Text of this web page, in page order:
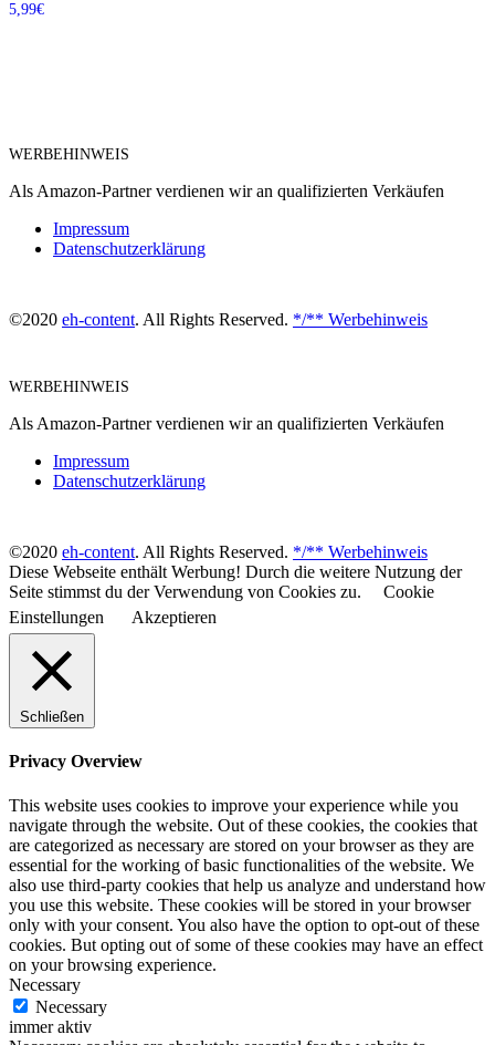
5,99€
WERBEHINWEIS
Als Amazon-Partner verdienen wir an qualifizierten Verkäufen
Impressum
Datenschutzerklärung
©2020 eh-content. All Rights Reserved. */** Werbehinweis
WERBEHINWEIS
Als Amazon-Partner verdienen wir an qualifizierten Verkäufen
Impressum
Datenschutzerklärung
©2020 eh-content. All Rights Reserved. */** Werbehinweis
Diese Webseite enthält Werbung! Durch die weitere Nutzung der
Seite stimmst du der Verwendung von Cookies zu.
Cookie
Einstellungen
Akzeptieren
Schließen
Privacy Overview
This website uses cookies to improve your experience while you
navigate through the website. Out of these cookies, the cookies that
are categorized as necessary are stored on your browser as they are
essential for the working of basic functionalities of the website. We
also use third-party cookies that help us analyze and understand how
you use this website. These cookies will be stored in your browser
only with your consent. You also have the option to opt-out of these
cookies. But opting out of some of these cookies may have an effect
on your browsing experience.
Necessary
Necessary
immer aktiv